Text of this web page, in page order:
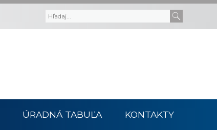
ľľ
ÚRADNÁ TABUĽA KONTAKTY